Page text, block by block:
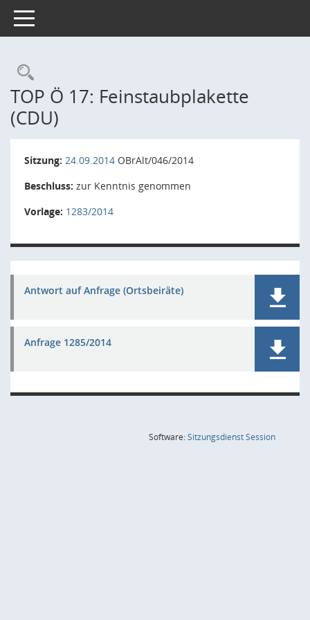
Toggle navigation
Rechercheauswahl
TOP Ö 17: Feinstaubplakette
(CDU)
Sitzung: 24.09.2014 OBrAlt/046/2014
Beschluss: zur Kenntnis genommen
Vorlage: 1283/2014
Antwort auf Anfrage (Ortsbeiräte)
Anfrage 1285/2014
Software:SitzungsdienstSession(Wird in